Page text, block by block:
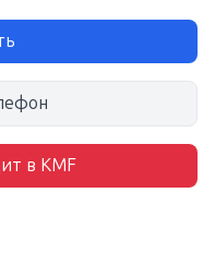
в KMF